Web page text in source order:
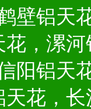
壁铝天
，漯
阳铝天
花，